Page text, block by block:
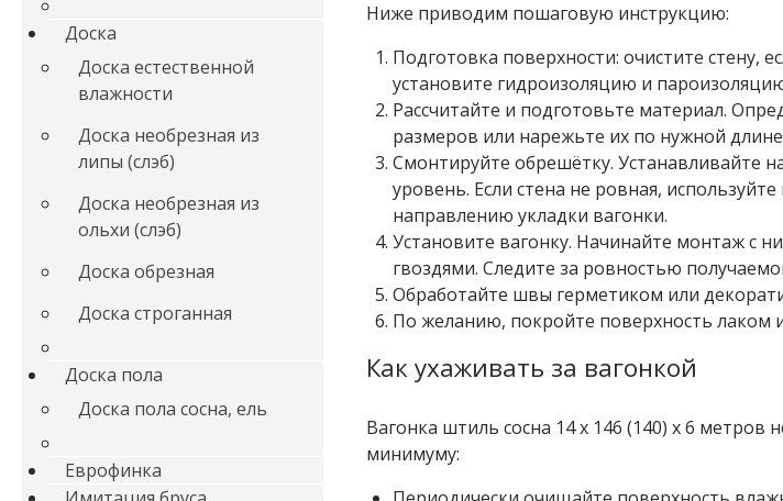
Доска
Доска естественной
влажности
Доска необрезная из
липы (слэб)
Доска необрезная из
ольхи (слэб)
Доска обрезная
Доска строганная
Доска пола
Доска пола сосна, ель
Еврофинка
Ниже приводим пошаговую инструкцию:
Подготовка поверхности: очистите стену,
установите гидроизоляцию и
Рассчитайте и подготовьте материал.
размеров или нарежьте их по нужной
Смонтируйте обрешётку. Устанавливайте
уровень. Если стена не ровная,
направлению укладки вагонки.
Установите вагонку. Начинайте монтаж с
гвоздями. Следите за ровностью
Обработайте швы герметиком или
По желанию, покройте поверхность лаком
Как ухаживать за вагонкой
Вагонка штиль сосна 14 x 146 (140) x 6
минимуму: